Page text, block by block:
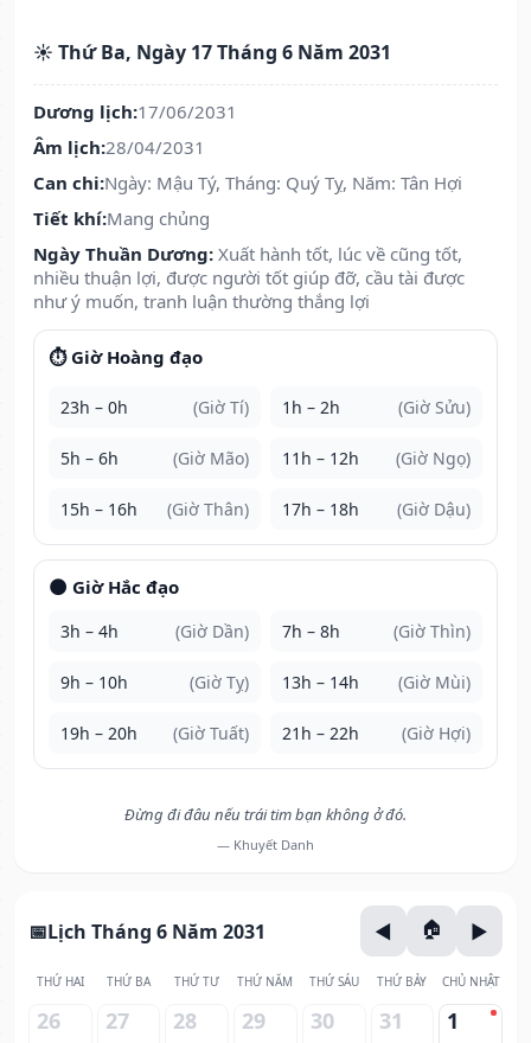
☀️ Thứ Ba, Ngày 17 Tháng 6 Năm 2031
Dương lịch:17/06/2031
Âm lịch:28/04/2031
Can chi:Ngày: Mậu Tý, Tháng: Quý Tỵ, Năm: Tân Hợi
Tiết khí:Mang chủng
Ngày Thuần Dương: Xuất hành tốt, lúc về cũng tốt,
nhiều thuận lợi, được người tốt giúp đỡ, cầu tài được
như ý muốn, tranh luận thường thắng lợi
⏱️ Giờ Hoàng đạo
23h – 0h (Giờ Tí) 1h – 2h (Giờ Sửu)
5h – 6h (Giờ Mão) 11h – 12h (Giờ Ngọ)
15h – 16h (Giờ Thân) 17h – 18h (Giờ Dậu)
🌑 Giờ Hắc đạo
3h – 4h (Giờ Dần) 7h – 8h (Giờ Thìn)
9h – 10h (Giờ Tỵ) 13h – 14h (Giờ Mùi)
19h – 20h (Giờ Tuất) 21h – 22h (Giờ Hợi)
Đừng đi đâu nếu trái tim bạn không ở đó.
— Khuyết Danh
Lịch Tháng 6 Năm 2031
THỨ HAI THỨ BA THỨ TƯ THỨ NĂM THỨ SÁU THỨ BẢY CHỦ NHẬT
26 27 28 29 30 31 1